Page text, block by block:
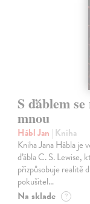
S ďáblem
mnou
Hábl Jan | Kniha
Kniha Jana Hábla je
ďábla C. S. Lewise,
přizpůsobuje realitě
pokušitel…
Na sklade ?